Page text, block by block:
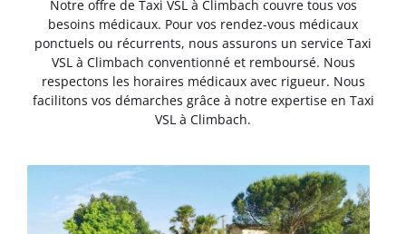
Notre offre de Taxi VSL à Climbach couvre tous vos
besoins médicaux. Pour vos rendez-vous médicaux
ponctuels ou récurrents, nous assurons un service Taxi
VSL à Climbach conventionné et remboursé. Nous
respectons les horaires médicaux avec rigueur. Nous
facilitons vos démarches grâce à notre expertise en Taxi
VSL à Climbach.